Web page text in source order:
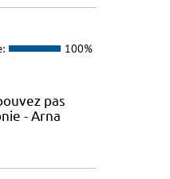
100%
pas
- Arna